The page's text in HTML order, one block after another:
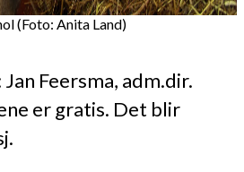
(Foto: Anita Land)
Feersma, adm.dir.
er gratis. Det blir